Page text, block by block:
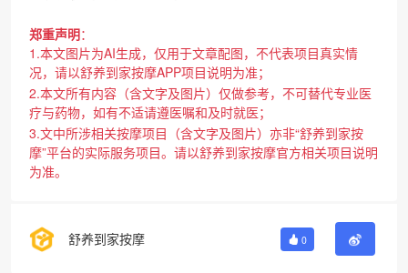
郑重声明：
1.本文图片为AI生成，仅用于文章配图，不代表项目真实情
况，请以舒养到家按摩APP项目说明为准；
2.本文所有内容（含文字及图片）仅做参考，不可替代专业医
疗与药物，如有不适请遵医嘱和及时就医；
3.文中所涉相关按摩项目（含文字及图片）亦非“舒养到家按
摩”平台的实际服务项目。请以舒养到家按摩官方相关项目说明
为准。
舒养到家按摩 0